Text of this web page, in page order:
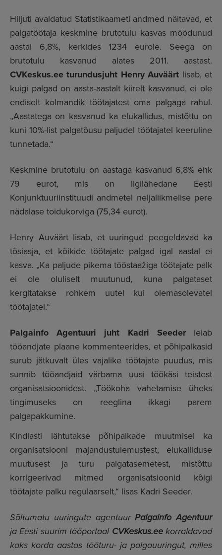
Hiljuti avaldatud Statistikaameti andmed näitavad, et
palgatöötaja keskmine brutotulu kasvas möödunud
aastal 6,8%, kerkides 1234 eurole. Seega on
brutotulu kasvanud alates 2011. aastast.
CVKeskus.ee turundusjuht Henry Auväärt lisab, et
kuigi palgad on aasta-aastalt kiirelt kasvanud, ei ole
endiselt kolmandik töötajatest oma palgaga rahul.
„Aastatega on kasvanud ka elukallidus, mistõttu on
kuni 10%-list palgatõusu paljudel töötajatel keeruline
tunnetada.“
Keskmine brutotulu on aastaga kasvanud 6,8% ehk
79 eurot, mis on ligilähedane Eesti
Konjunktuuriinstituudi andmetel neljaliikmelise pere
nädalase toidukorviga (75,34 eurot).
Henry Auväärt lisab, et uuringud peegeldavad ka
tõsiasja, et kõikide töötajate palgad igal aastal ei
kasva. „Ka paljude pikema tööstaažiga töötajate palk
ei ole oluliselt muutunud, kuna palgataset
kergitatakse rohkem uutel kui olemasolevatel
töötajatel.“
Palgainfo Agentuuri juht Kadri Seederleiab
tööandjate plaane kommenteerides, et põhipalkasid
surub jätkuvalt üles vajalike töötajate puudus, mis
sunnib tööandjaid värbama uusi töökäsi teistest
organisatsioonidest. „Töökoha vahetamise üheks
tingimuseks on reeglina ikkagi parem
palgapakkumine.
Kindlasti lähtutakse põhipalkade muutmisel ka
organisatsiooni majandustulemustest, elukalliduse
muutusest ja turu palgatasemetest, mistõttu
korrigeerivad mitmed organisatsioonid kõigi
töötajate palku regulaarselt,“ lisas Kadri Seeder.
Sõltumatu uuringute agentuurPalgainfo Agentuur
ja Eesti suurim tööportaal CVKeskus.eekorraldavad
kaks korda aastas tööturu- ja palgauuringut, milles